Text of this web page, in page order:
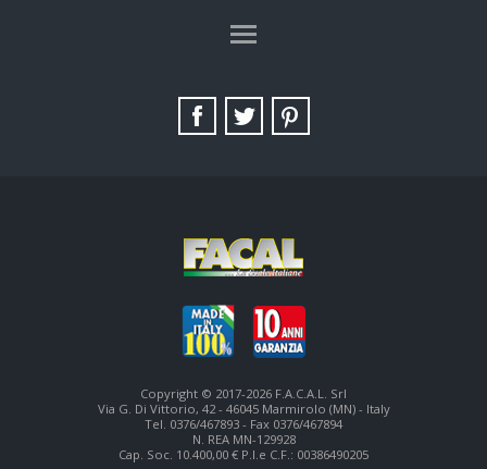
SITE MAP
Copyright © 2017-2026 F.A.C.A.L. Srl
Via G. Di Vittorio, 42 - 46045 Marmirolo (MN) - Italy
Tel. 0376/467893 - Fax 0376/467894
N. REA MN-129928
Cap. Soc. 10.400,00 € P.I.e C.F.: 00386490205